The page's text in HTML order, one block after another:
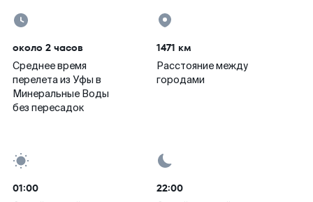
около 2 часов
Среднее время
перелета из Уфы в
Минеральные Воды
без пересадок
1471 км
Расстояние между
городами
01:00 22:00